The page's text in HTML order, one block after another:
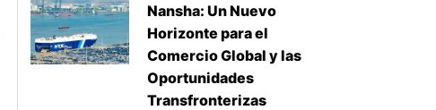
Nansha: Un Nuevo
Horizonte para el
Comercio Global y las
Oportunidades
Transfronterizas